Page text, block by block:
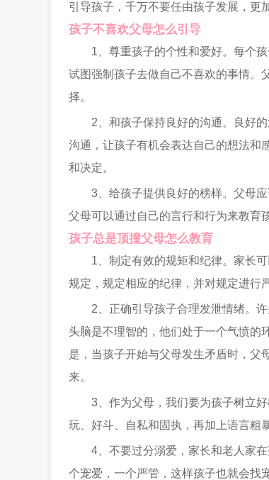
引导孩子，千万不要任由孩子发展，更
孩子不喜欢父母怎么引导
1、尊重孩子的个性和爱好。每个
试图强制孩子去做自己不喜欢的事情。
择。
2、和孩子保持良好的沟通。良好
沟通，让孩子有机会表达自己的想法和
和决定。
3、给孩子提供良好的榜样。父母
父母可以通过自己的言行和行为来教育
孩子总是顶撞父母怎么教育
1、制定有效的规矩和纪律。家长
规定，规定相应的纪律，并对规定进行
2、正确引导孩子合理发泄情绪。
头脑是不理智的，他们处于一个气愤的
是，当孩子开始与父母发生矛盾时，父
来。
3、作为父母，我们要为孩子树立
玩、好斗、自私和固执，再加上语言粗
4、不要过分溺爱，家长和老人家
个宠爱，一个严管，这样孩子也就会找